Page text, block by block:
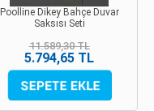
Poolline Dikey Bahçe Duvar
Saksısı Seti
11.589,30 TL
5.794,65 TL